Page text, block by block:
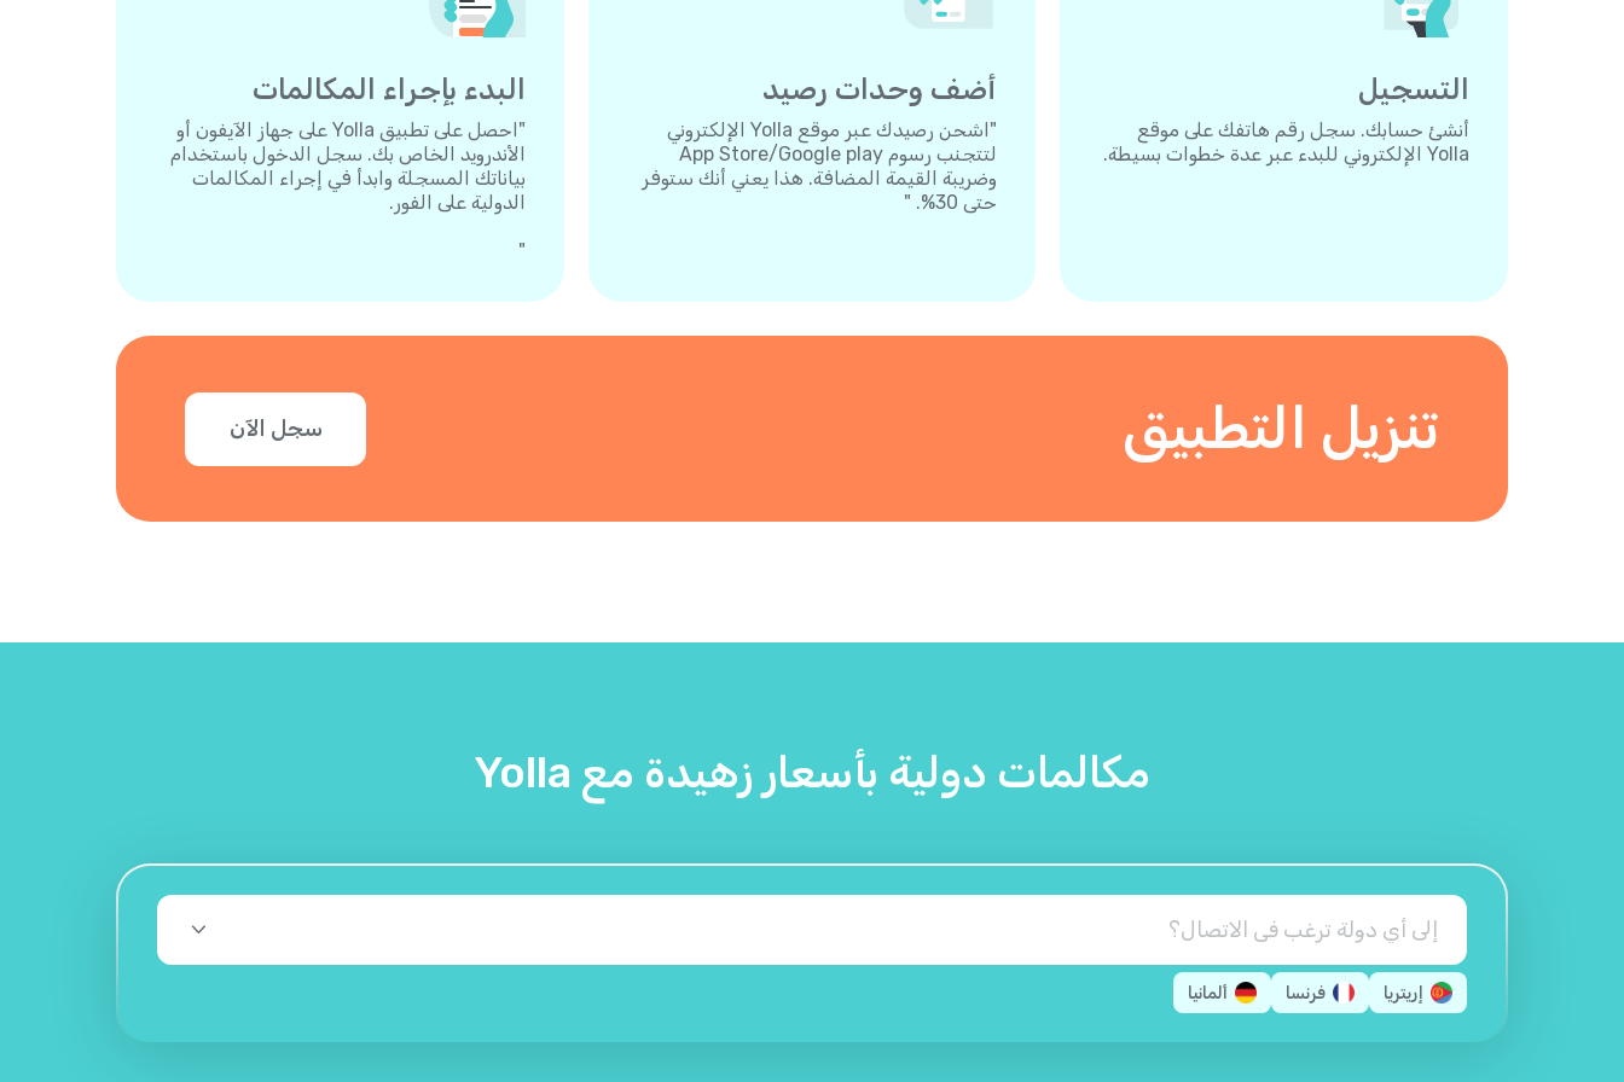
التسجيل
أنشئ حسابك. سجل رقم هاتفك على موقع
Yolla الإلكتروني للبدء عبر عدة خطوات بسيطة.
أضف وحدات رصيد
"اشحن رصيدك عبر موقع Yolla الإلكتروني
لتتجنب رسوم App Store/Google play
وضريبة القيمة المضافة. هذا يعني أنك ستوفر
حتى 30%. "
البدء بإجراء المكالمات
"احصل على تطبيق Yolla على جهاز الآيفون أو
الأندرويد الخاص بك. سجل الدخول باستخدام
بياناتك المسجلة وابدأ في إجراء المكالمات
الدولية على الفور.
"
تنزيل التطبيق سجل الآن
مكالمات دولية بأسعار زهيدة مع Yolla
إريتريا فرنسا ألمانيا